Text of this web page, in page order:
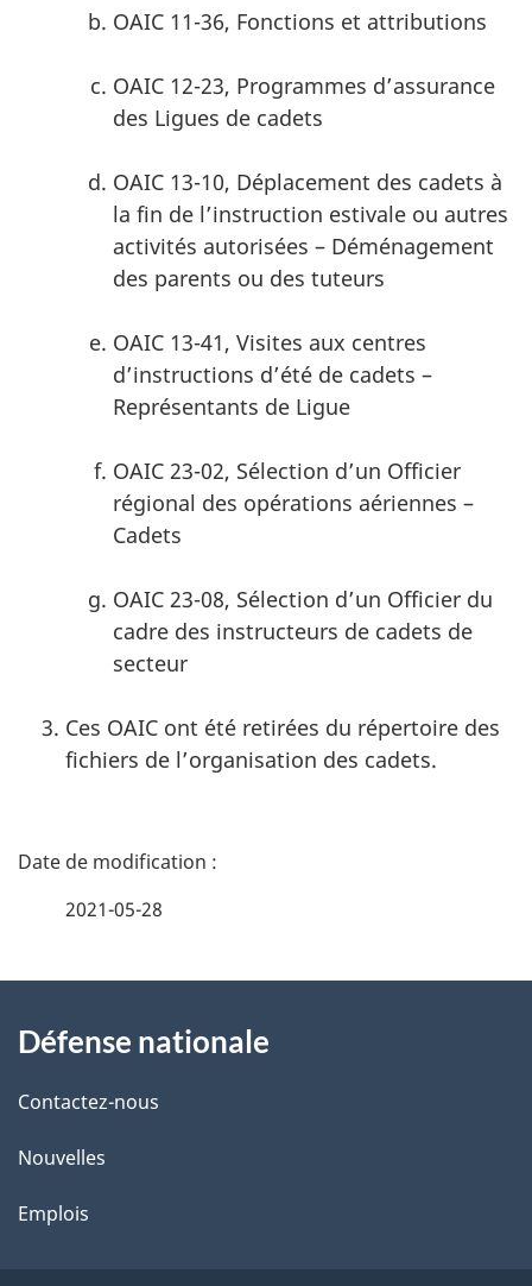
OAIC 11-36, Fonctions et attributions
OAIC 12-23, Programmes d’assurance
des Ligues de cadets
OAIC 13-10, Déplacement des cadets à
la fin de l’instruction estivale ou autres
activités autorisées – Déménagement
des parents ou des tuteurs
OAIC 13-41, Visites aux centres
d’instructions d’été de cadets –
Représentants de Ligue
OAIC 23-02, Sélection d’un Officier
régional des opérations aériennes –
Cadets
OAIC 23-08, Sélection d’un Officier du
cadre des instructeurs de cadets de
secteur
Ces OAIC ont été retirées du répertoire des
fichiers de l’organisation des cadets.
D
i
l
s
d
2021-05-28
propos
de
ce
site
Défense nationale
Contactez-nous
Nouvelles
Emplois